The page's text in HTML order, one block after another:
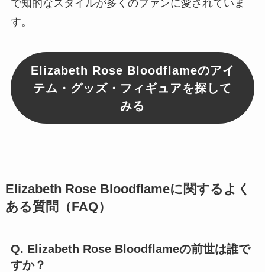
で知的なスタイルが多くのファンに愛されていま
す。
Elizabeth Rose Bloodflameのアイ
テム・グッズ・フィギュアを探して
みる
Elizabeth Rose Bloodflameに関するよく
ある質問（FAQ）
Q. Elizabeth Rose Bloodflameの前世は誰で
すか？